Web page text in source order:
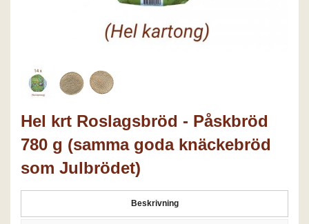
Hel krt Roslagsbröd - Påskbröd
780 g (samma goda knäckebröd
som Julbrödet)
Beskrivning